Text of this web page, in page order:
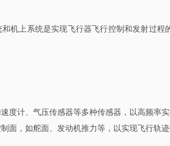
机上系统是实现飞行器飞行控制和发射过
度计、气压传感器等多种传感器，以高频率
面，如舵面、发动机推力等，以实现飞行轨